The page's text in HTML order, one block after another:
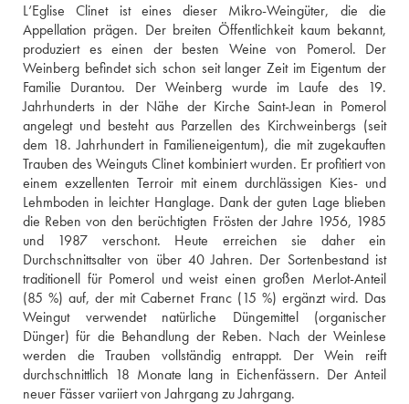
L‘Eglise Clinet ist eines dieser Mikro-Weingüter, die die
Appellation prägen. Der breiten Öffentlichkeit kaum bekannt,
produziert es einen der besten Weine von Pomerol. Der
Weinberg befindet sich schon seit langer Zeit im Eigentum der
Familie Durantou. Der Weinberg wurde im Laufe des 19.
Jahrhunderts in der Nähe der Kirche Saint-Jean in Pomerol
angelegt und besteht aus Parzellen des Kirchweinbergs (seit
dem 18. Jahrhundert in Familieneigentum), die mit zugekauften
Trauben des Weinguts Clinet kombiniert wurden. Er profitiert von
einem exzellenten Terroir mit einem durchlässigen Kies- und
Lehmboden in leichter Hanglage. Dank der guten Lage blieben
die Reben von den berüchtigten Frösten der Jahre 1956, 1985
und 1987 verschont. Heute erreichen sie daher ein
Durchschnittsalter von über 40 Jahren. Der Sortenbestand ist
traditionell für Pomerol und weist einen großen Merlot-Anteil
(85 %) auf, der mit Cabernet Franc (15 %) ergänzt wird. Das
Weingut verwendet natürliche Düngemittel (organischer
Dünger) für die Behandlung der Reben. Nach der Weinlese
werden die Trauben vollständig entrappt. Der Wein reift
durchschnittlich 18 Monate lang in Eichenfässern. Der Anteil
neuer Fässer variiert von Jahrgang zu Jahrgang.